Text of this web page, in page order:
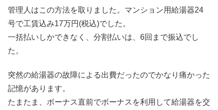
管理人はこの方法を取りました。マンション用給湯器24
号で工賃込み17万円(税込)でした。
一括払いしかできなく、分割払いは、6回まで振込でし
た。
突然の給湯器の故障による出費だったのでかなり痛かった
記憶があります。
たまたま、ボーナス直前でボーナスを利用して給湯器を交